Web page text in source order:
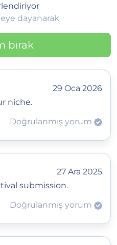
dayanarak
bırak
29 Oca 2026
niche.
Doğrulanmış yorum
27 Ara 2025
submission.
Doğrulanmış yorum